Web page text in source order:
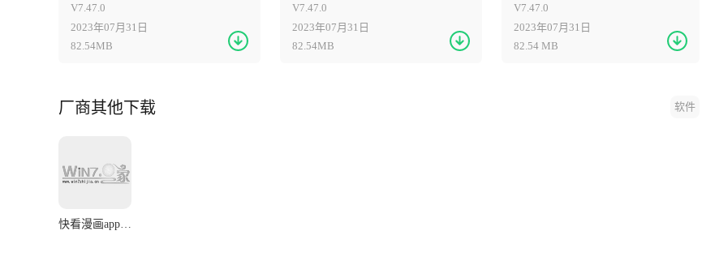
82.54MB
V7.47.0
2023年07月31日
82.54MB
V7.47.0
2023年07月31日
82.54 MB
V7.47.0
2023年07月31日
厂商其他下载 软件